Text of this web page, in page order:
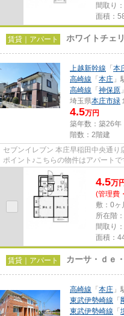
間取り
面積：
賃貸｜アパート ホワイトチェ
上越新幹線 「 本
高崎線 「 本庄 」
高崎線 「 神保原
埼玉県本庄市緑
4.5万円
築年数：築26年
階数：2階建
セブンイレブン 本庄早稲田中央通
ポイント♪こちらの物件はアパート
オシ物件情報：「ホワイトチ...
4.5万
(管理費
敷：0ヶ
所在階
間取り
面積：
賃貸｜アパート カーサ・ｄｅ
高崎線 「 本庄 」
東武伊勢崎線 「
東武伊勢崎線 「